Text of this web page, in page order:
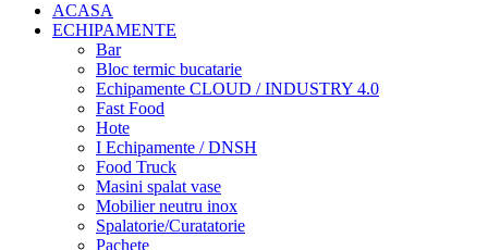
ACASA
ECHIPAMENTE
Bar
Bloc termic bucatarie
Echipamente CLOUD / INDUSTRY 4.0
Fast Food
Hote
I Echipamente / DNSH
Food Truck
Masini spalat vase
Mobilier neutru inox
Spalatorie/Curatatorie
Pachete